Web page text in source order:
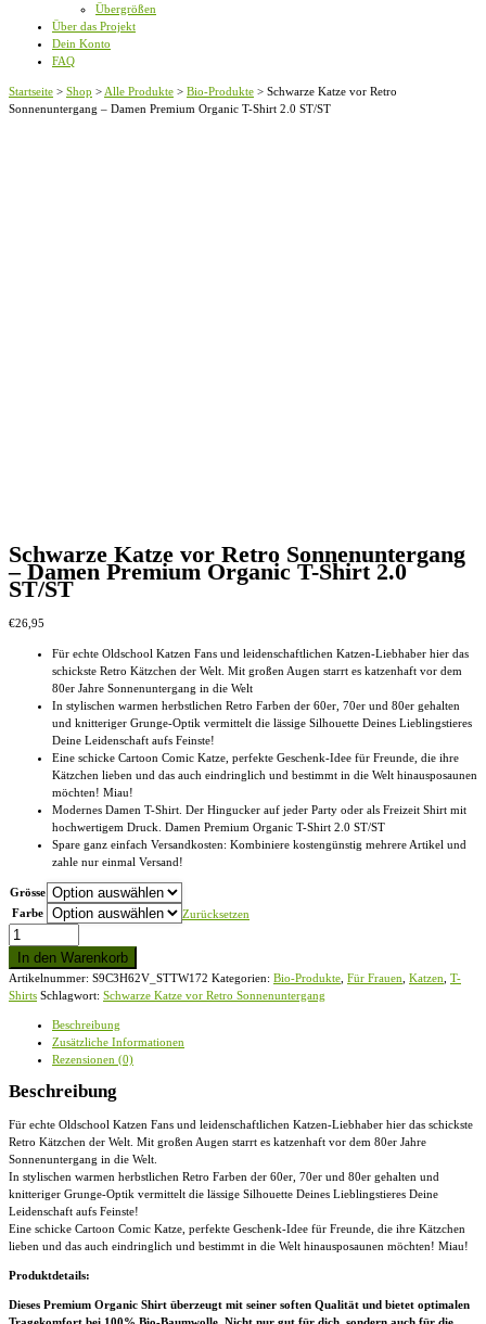
Übergrößen
Über das Projekt
Dein Konto
FAQ
Startseite > Shop > Alle Produkte > Bio-Produkte > Schwarze Katze vor Retro
Sonnenuntergang – Damen Premium Organic T-Shirt 2.0 ST/ST
Schwarze Katze vor Retro Sonnenuntergang
– Damen Premium Organic T-Shirt 2.0
ST/ST
€26,95
Für echte Oldschool Katzen Fans und leidenschaftlichen Katzen-Liebhaber hier das
schickste Retro Kätzchen der Welt. Mit großen Augen starrt es katzenhaft vor dem
80er Jahre Sonnenuntergang in die Welt
In stylischen warmen herbstlichen Retro Farben der 60er, 70er und 80er gehalten
und knitteriger Grunge-Optik vermittelt die lässige Silhouette Deines Lieblingstieres
Deine Leidenschaft aufs Feinste!
Eine schicke Cartoon Comic Katze, perfekte Geschenk-Idee für Freunde, die ihre
Kätzchen lieben und das auch eindringlich und bestimmt in die Welt hinausposaunen
möchten! Miau!
Modernes Damen T-Shirt. Der Hingucker auf jeder Party oder als Freizeit Shirt mit
hochwertigem Druck. Damen Premium Organic T-Shirt 2.0 ST/ST
Spare ganz einfach Versandkosten: Kombiniere kostengünstig mehrere Artikel und
zahle nur einmal Versand!
Grösse
Farbe
Zurücksetzen
Schwarze
Katze
vor
Retro
Sonnenuntergang
Premium
T-
2.0
ST/ST
Menge
In den Warenkorb
Artikelnummer: S9C3H62V_STTW172 Kategorien: Bio-Produkte Für Frauen Katzen T-
Shirts Schlagwort: Schwarze Katze vor Retro Sonnenuntergang
Beschreibung
Zusätzliche Informationen
Rezensionen (0)
Beschreibung
Für echte Oldschool Katzen Fans und leidenschaftlichen Katzen-Liebhaber hier das schickste
Retro Kätzchen der Welt. Mit großen Augen starrt es katzenhaft vor dem 80er Jahre
Sonnenuntergang in die Welt.
In stylischen warmen herbstlichen Retro Farben der 60er, 70er und 80er gehalten und
knitteriger Grunge-Optik vermittelt die lässige Silhouette Deines Lieblingstieres Deine
Leidenschaft aufs Feinste!
Eine schicke Cartoon Comic Katze, perfekte Geschenk-Idee für Freunde, die ihre Kätzchen
lieben und das auch eindringlich und bestimmt in die Welt hinausposaunen möchten! Miau!
Produktdetails:
Dieses Premium Organic Shirt überzeugt mit seiner soften Qualität und bietet optimalen